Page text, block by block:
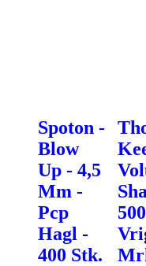
Spoton -
Blow
Up - 4,5
Mm -
Pcp
Hagl -
400 Stk.